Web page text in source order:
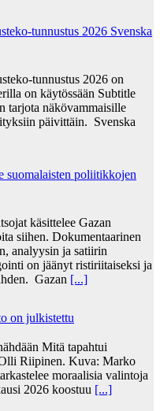
tunnustus 2026 Svenska
tunnustus 2026 on
on käytössään Subtitle
tarjota näkövammaisille
päivittäin. Svenska
suomalaisten poliitikkojen
käsittelee Gazan
siihen. Dokumentaarinen
analyysin ja satiirin
on jäänyt ristiriitaiseksi ja
Gazan [...]
on julkistettu
Mitä tapahtui
Riipinen. Kuva: Marko
moraalisia valintoja
2026 koostuu [...]